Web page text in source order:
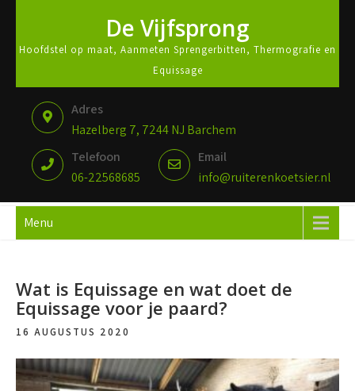
De Vijfsprong
Hoofdstel op maat, Aanmeten Sprengerbitten, Thermografie en
Equissage
Adres
Hazelberg 7, 7244 NJ Barchem
Telefoon
06-22568685
Email
info@ruiterenkoetsier.nl
Menu
Wat is Equissage en wat doet de
Equissage voor je paard?
16 AUGUSTUS 2020